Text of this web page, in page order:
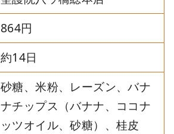
864円
約14日
砂糖、米粉、レーズン、バナ
ナチップス（バナナ、ココナ
ッツオイル、砂糖）、桂皮